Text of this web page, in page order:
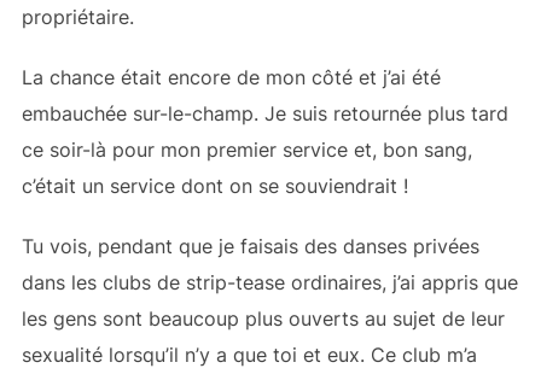
propriétaire.
La chance était encore de mon côté et j’ai été
embauchée sur-le-champ. Je suis retournée plus tard
ce soir-là pour mon premier service et, bon sang,
c’était un service dont on se souviendrait !
Tu vois, pendant que je faisais des danses privées
dans les clubs de strip-tease ordinaires, j’ai appris que
les gens sont beaucoup plus ouverts au sujet de leur
sexualité lorsqu’il n’y a que toi et eux. Ce club m’a